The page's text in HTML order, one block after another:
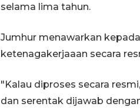
selama lima tahun.
Jumhur menawarkan
ketenagakerjaaan secara
"Kalau diproses secara
dan serentak dijawab